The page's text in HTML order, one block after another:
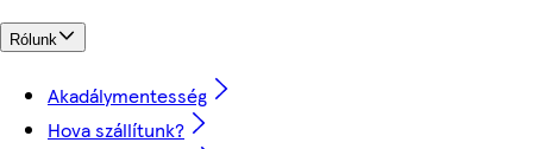
Rólunk
Akadálymentesség
Hova szállítunk?